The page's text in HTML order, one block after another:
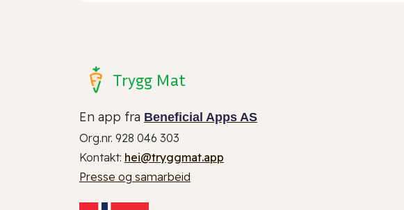
Trygg Mat
En app fra Beneficial Apps AS
Org.nr. 928 046 303
Kontakt: hei@tryggmat.app
Presse og samarbeid